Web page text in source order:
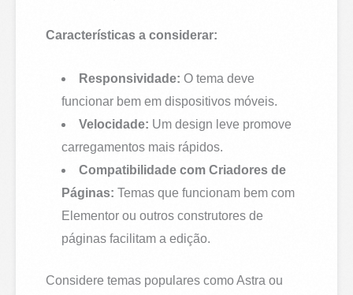
Características a considerar:
Responsividade: O tema deve
funcionar bem em dispositivos móveis.
Velocidade: Um design leve promove
carregamentos mais rápidos.
Compatibilidade com Criadores de
Páginas: Temas que funcionam bem com
Elementor ou outros construtores de
páginas facilitam a edição.
Considere temas populares como Astra ou